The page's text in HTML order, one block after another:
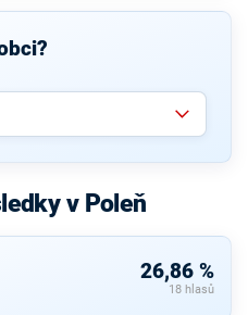
v Poleň
26,86 %
18 hlasů